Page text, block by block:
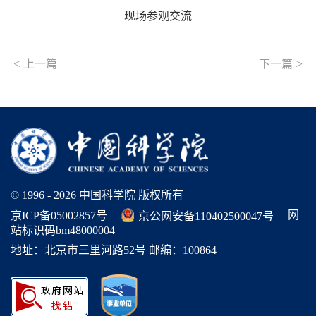
现场参观交流
< 上一篇 下一篇 >
© 1996 - 2026 中国科学院 版权所有
京ICP备05002857号
京公网安备110402500047号
网
站标识码bm48000004
地址：北京市三里河路52号 邮编：100864